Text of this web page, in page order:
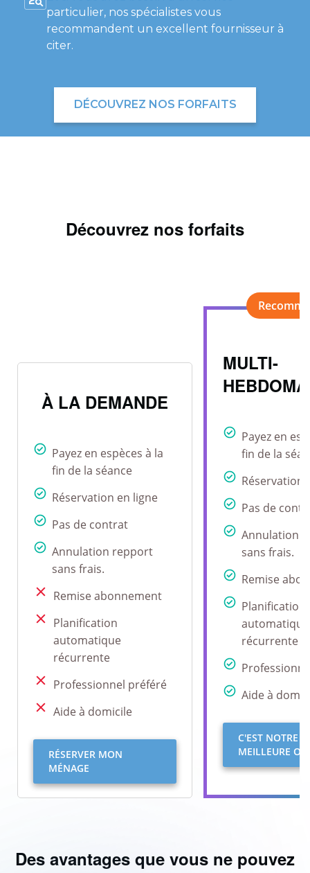
particulier, nos spécialistes vous
recommandent un excellent fournisseur à
citer.
DÉCOUVREZ NOS FORFAITS
Découvrez nos forfaits
MULTI-
Payez en
fin de la
Réservation
Pas de
Annulation
sans frais.
Remise
Planification
automatique
récurrente
Aide à
C'EST NOTRE
MEILLEURE
À LA DEMANDE
Payez en espèces à la
fin de la séance
Réservation en ligne
Pas de contrat
Annulation repport
sans frais.
Remise abonnement
Planification
automatique
récurrente
Professionnel préféré
Aide à domicile
RÉSERVER MON
MÉNAGE
Des avantages que vous ne pouvez